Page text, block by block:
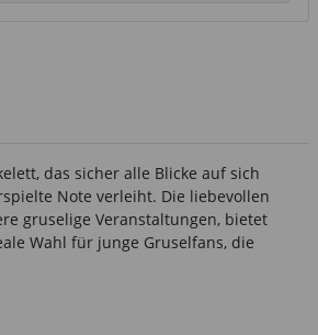
das sicher alle Blicke auf sich
Note verleiht. Die liebevollen
gruselige Veranstaltungen, bietet
Wahl für junge Gruselfans, die